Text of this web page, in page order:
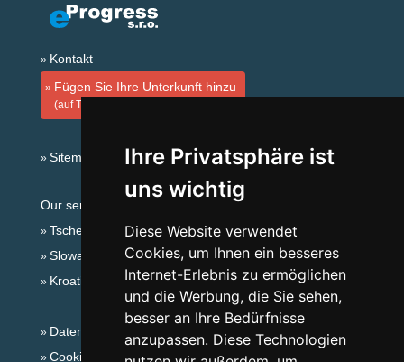
Ihre Privatsphäre ist
uns wichtig
Diese Website verwendet
Cookies, um Ihnen ein besseres
Internet-Erlebnis zu ermöglichen
und die Werbung, die Sie sehen,
besser an Ihre Bedürfnisse
anzupassen. Diese Technologien
Kontakt
Fügen Sie Ihre Unterkunft hinzu
(auf Tschechisch)
Sitemap
Our servers:
Tschechische Gebirge
Slowakische Gebirge
Kroatien
Datenschutz
Cookies